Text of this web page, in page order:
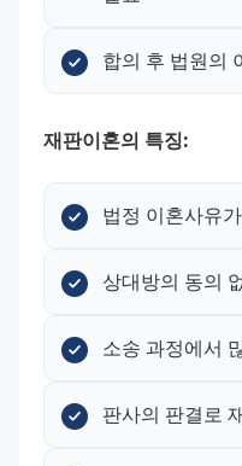
합의 후 법원의
재판이혼의 특징:
법정 이혼사유
상대방의 동의
소송 과정에서
판사의 판결로